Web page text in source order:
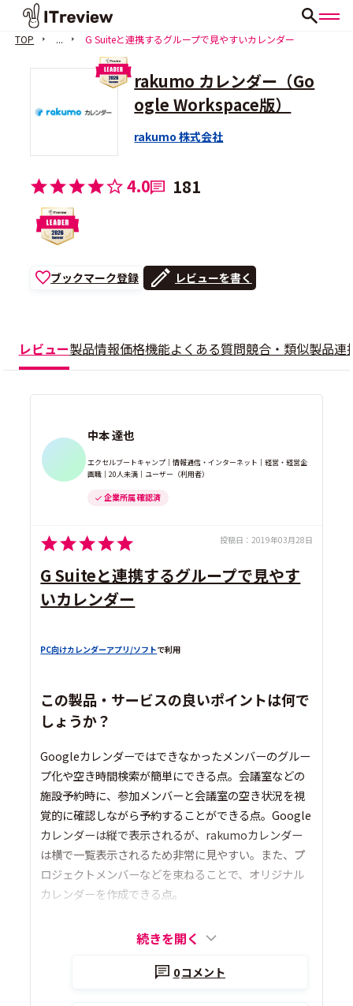
TOP ... G Suiteと連携するグループで見やすいカレンダー
rakumo カレンダー（Go
ogle Workspace版）
rakumo 株式会社
4.0 181
ブックマーク登録 レビューを書く
レビュー製品情報価格機能よくある質問競合・類似製品連
中本 達也
エクセルブートキャンプ｜情報通信・インターネット｜経営・経営企
画職｜20人未満｜ユーザー（利用者）
企業所属 確認済
投稿日： 2019年03月28日
G Suiteと連携するグループで見やす
いカレンダー
PC向けカレンダーアプリ/ソフトで利用
この製品・サービスの良いポイントは何で
しょうか？
Googleカレンダーではできなかったメンバーのグルー
プ化や空き時間検索が簡単にできる点。会議室などの
施設予約時に、参加メンバーと会議室の空き状況を視
覚的に確認しながら予約することができる点。Google
カレンダーは縦で表示されるが、rakumoカレンダー
は横で一覧表示されるため非常に見やすい。また、プ
ロジェクトメンバーなどを束ねることで、オリジナル
カレンダーを作成できる点。
続きを開く
0コメント